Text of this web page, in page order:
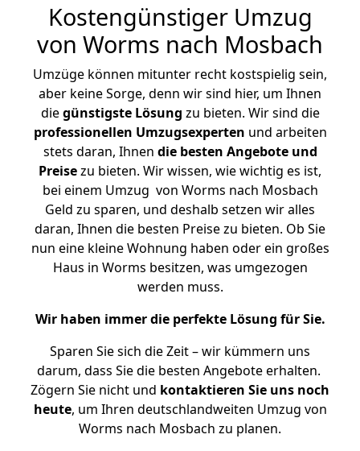
Kostengünstiger Umzug
von Worms nach Mosbach
Umzüge können mitunter recht kostspielig sein,
aber keine Sorge, denn wir sind hier, um Ihnen
diegünstigste Lösung zu bieten. Wir sind die
professionellen Umzugsexperten und arbeiten
stets daran, Ihnen die besten Angebote und
Preisezu bieten. Wir wissen, wie wichtig es ist,
bei einem Umzug von Worms nach Mosbach
Geld zu sparen, und deshalb setzen wir alles
daran, Ihnen die besten Preise zu bieten. Ob Sie
nun eine kleine Wohnung haben oder ein großes
Haus in Worms besitzen, was umgezogen
werden muss.
Wir haben immer die perfekte Lösung für Sie.
Sparen Sie sich die Zeit – wir kümmern uns
darum, dass Sie die besten Angebote erhalten.
Zögern Sie nicht und kontaktieren Sie uns noch
heute, um Ihren deutschlandweiten Umzug von
Worms nach Mosbach zu planen.